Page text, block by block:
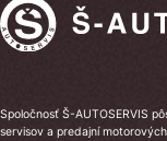
Spoločnosť Š-AUTOSERVIS
servisov a predajní